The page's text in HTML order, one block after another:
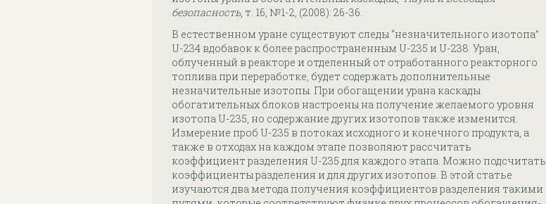
безопасность, т. 16, №1-2, (2008): 26-36.
В естественном уране существуют следы “незначительного изотопа”
U-234 вдобавок к более распространенным U-235 и U-238. Уран,
облученный в реакторе и отделенный от отработанного реакторного
топлива при переработке, будет содержать дополнительные
незначительные изотопы. При обогащении урана каскады
обогатительных блоков настроены на получение желаемого уровня
изотопа U-235, но содержание других изотопов также изменится.
Измерение проб U-235 в потоках исходного и конечного продукта, а
также в отходах на каждом этапе позволяют рассчитать
коэффициент разделения U-235 для каждого этапа. Можно подсчитать
коэффициенты разделения и для других изотопов. В этой статье
изучаются два метода получения коэффициентов разделения такими